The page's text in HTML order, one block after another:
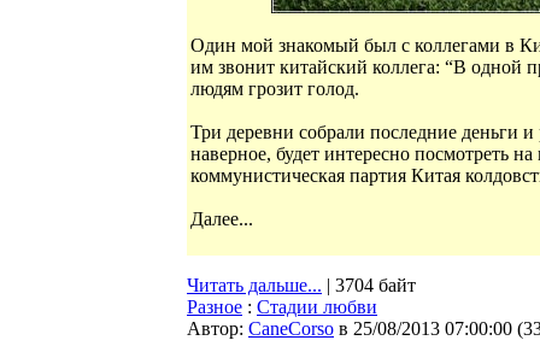
Один мой знакомый был с коллегами в
им звонит китайский коллега: “В одной
людям грозит голод.
Три деревни собрали последние деньги
наверное, будет интересно посмотреть
коммунистическая партия Китая
Далее...
Читать дальше... | 3704 байт
Разное : Стадии любви
Автор: CaneCorso в 25/08/2013 07:00:00 (